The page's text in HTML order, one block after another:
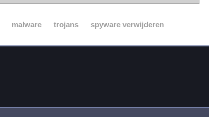
malware trojans spyware verwijderen